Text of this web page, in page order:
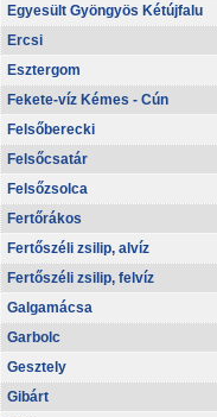
Egyesült Gyöngyös Kétújfalu
Ercsi
Esztergom
Fekete-víz Kémes - Cún
Felsőberecki
Felsőcsatár
Felsőzsolca
Fertőrákos
Fertőszéli zsilip, alvíz
Fertőszéli zsilip, felvíz
Galgamácsa
Garbolc
Gesztely
Gibárt